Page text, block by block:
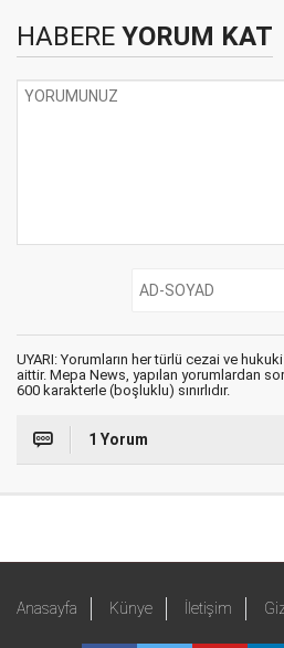
HABERE YORUM KAT
UYARI: Yorumların her türlü cezai ve
aittir. Mepa News, yapılan yorumlardan
600 karakterle (boşluklu) sınırlıdır.
1 Yorum
Anasayfa Künye İletişim